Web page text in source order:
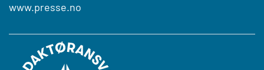
www.presse.no